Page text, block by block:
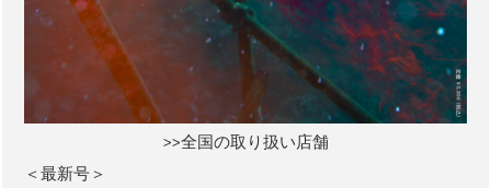
>>全国の取り扱い店舗
＜最新号＞